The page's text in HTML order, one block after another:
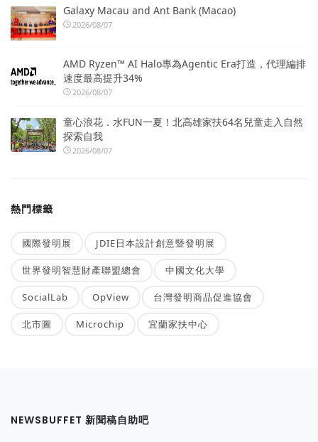
Galaxy Macau and Ant Bank (Macao)
2026/08/07
AMD Ryzen™ AI Halo專為Agentic Era打造，代理編排
速度最高提升34%
2026/08/07
童心浪花．水FUN一夏！北高雄家扶64名兒童走入自然
探索自我
2026/08/07
熱門標籤
國際發明展 JDIE日本設計創意暨發明展
世界發明智慧財產聯盟總會 中國文化大學
SocialLab OpView 台灣發明商品促進協會
北市圖 Microchip 宜蘭家扶中心
NEWSBUFFET 新聞稿自助吧